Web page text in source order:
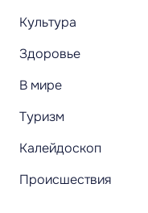
Культура
Здоровье
В мире
Туризм
Калейдоскоп
Происшествия